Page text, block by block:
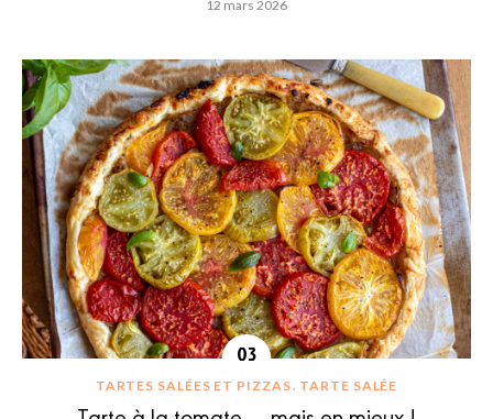
12 mars 2026
TARTES SALÉES ET PIZZAS TARTE SALÉE